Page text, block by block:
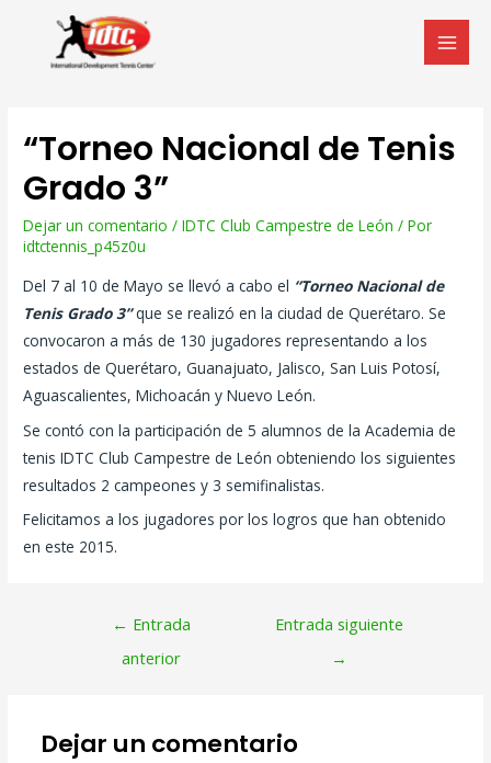
“Torneo Nacional de Tenis
Grado 3”
Dejar un comentario /IDTC Club Campestre de León / Por
idtctennis_p45z0u
Del 7 al 10 de Mayo se llevó a cabo el “Torneo Nacional de
Tenis Grado 3”que se realizó en la ciudad de Querétaro. Se
convocaron a más de 130 jugadores representando a los
estados de Querétaro, Guanajuato, Jalisco, San Luis Potosí,
Aguascalientes, Michoacán y Nuevo León.
Se contó con la participación de 5 alumnos de la Academia de
tenis IDTC Club Campestre de León obteniendo los siguientes
resultados 2 campeones y 3 semifinalistas.
Felicitamos a los jugadores por los logros que han obtenido
en este 2015.
← Entrada
anterior
Entrada siguiente
→
Dejar un comentario